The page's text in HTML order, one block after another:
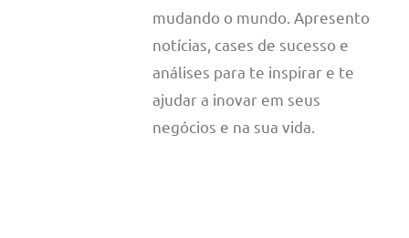
mudando o mundo. Apresento
notícias, cases de sucesso e
análises para te inspirar e te
ajudar a inovar em seus
negócios e na sua vida.